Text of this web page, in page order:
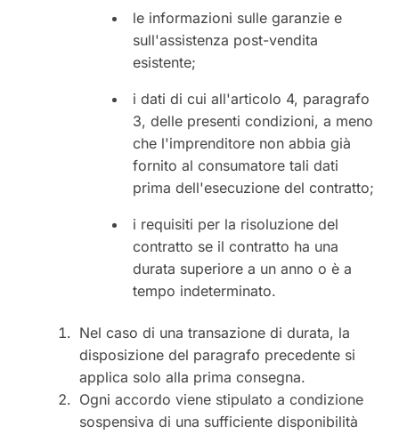
le informazioni sulle garanzie e
sull'assistenza post-vendita
esistente;
i dati di cui all'articolo 4, paragrafo
3, delle presenti condizioni, a meno
che l'imprenditore non abbia già
fornito al consumatore tali dati
prima dell'esecuzione del contratto;
i requisiti per la risoluzione del
contratto se il contratto ha una
durata superiore a un anno o è a
tempo indeterminato.
Nel caso di una transazione di durata, la
disposizione del paragrafo precedente si
applica solo alla prima consegna.
Ogni accordo viene stipulato a condizione
sospensiva di una sufficiente disponibilità